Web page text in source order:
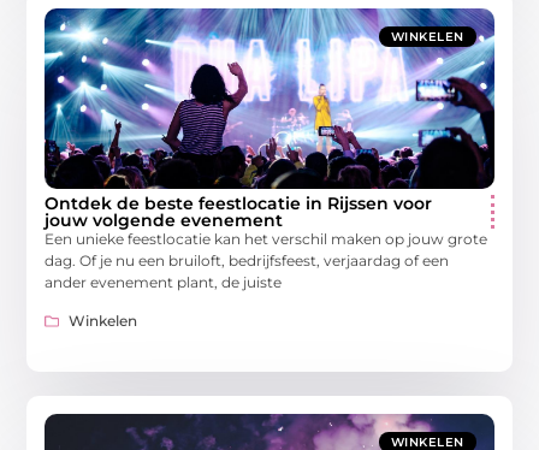
WINKELEN
Ontdek de beste feestlocatie in Rijssen voor
jouw volgende evenement
Een unieke feestlocatie kan het verschil maken op jouw grote
dag. Of je nu een bruiloft, bedrijfsfeest, verjaardag of een
ander evenement plant, de juiste
Winkelen
WINKELEN